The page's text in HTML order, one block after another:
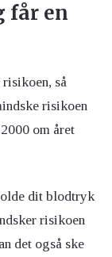
får en
så
risikoen
om året
dit blodtryk
risikoen
det også ske